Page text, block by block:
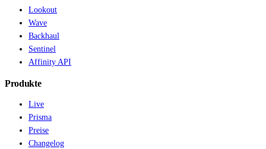
Lookout
Wave
Backhaul
Sentinel
Affinity API
Produkte
Live
Prisma
Preise
Changelog